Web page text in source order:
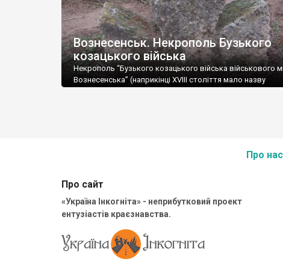
Вознесенськ. Некрополь Бузького
козацького війська
Некрополь “Бузького козацького війська військового
Вознесенська” (наприкінці XVIII століття мало назву
Про нас
Про сайт
«Україна Інкогніта» - неприбутковий проект
ентузіастів краєзнавства.